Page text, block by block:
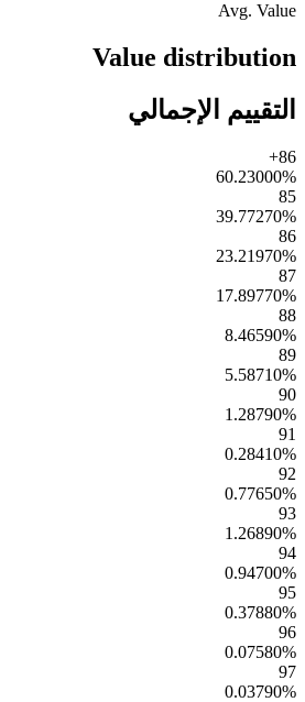
Avg. Value
Value distribution
التقييم الإجمالي
86+
60.23000%
85
39.77270%
86
23.21970%
87
17.89770%
88
8.46590%
89
5.58710%
90
1.28790%
91
0.28410%
92
0.77650%
93
1.26890%
94
0.94700%
95
0.37880%
96
0.07580%
97
0.03790%